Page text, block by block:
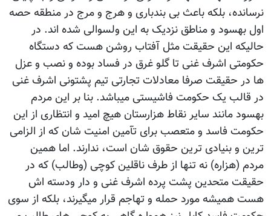
نرسانده، بلکه باعث بی بندباری و هرج و مرج در منطقه حصه
اول بهسود و مناطق نزدیک به این ولسوالی شده اند. در
حالیکه این حقیقت مثل آفتاب روشن هست که دستگاه
حکومتی اشرف غنی تا گلو غرق در فساد بوده و نصب و عزل
ها در حقیقت صرفا معادلات تجارتی تیم پشتونی اشرف غنی
در قالب یک حکومت فاشیستی میباشد. بنا بر این مردم
بهسود مانند سایر نقاط هزارستان هیچ امید و انتظاری از این
حکومت فاسد و متعصب برای تآمین امنیت شان که از الزامی
ترین و بنیادی ترین حقوق شان است، ندارند. اما همین
مردم (هزاره) نه تنها از طرف ناقلین کوچی (وطالب) که در
حقیقت متحدین پشت پرده اشرف غنی و دار ودسته اش
هست همیشه مورد حمله و تهاجم قرار میگیرند، بلکه از سوی